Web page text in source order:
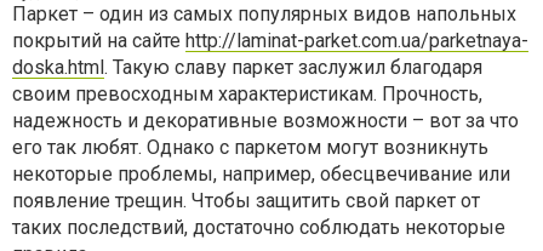
Паркет – один из самых популярных видов напольных
покрытий на сайте http://laminat-parket.com.ua/parketnaya-
doska.html. Такую славу паркет заслужил благодаря
своим превосходным характеристикам. Прочность,
надежность и декоративные возможности – вот за что
его так любят. Однако с паркетом могут возникнуть
некоторые проблемы, например, обесцвечивание или
появление трещин. Чтобы защитить свой паркет от
таких последствий, достаточно соблюдать некоторые